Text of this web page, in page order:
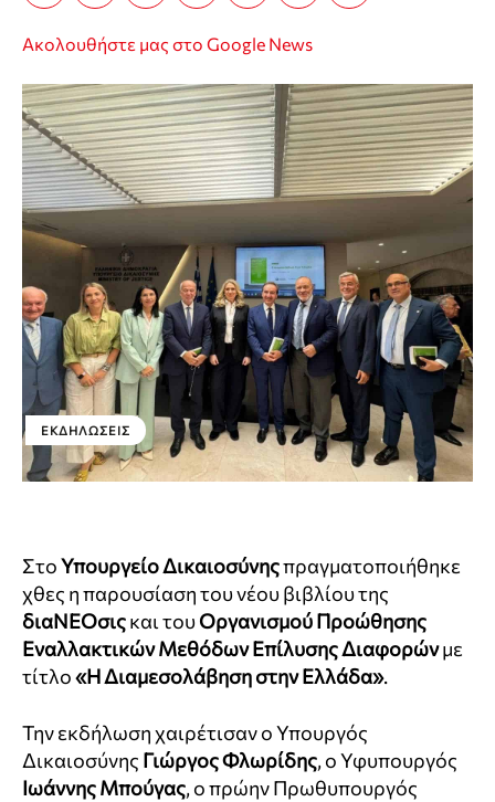
Ακολουθήστε μας στο Google News
ΕΚΔΗΛΏΣΕΙΣ
ΣτοΥπουργείο Δικαιοσύνηςπραγματοποιήθηκε
χθες η παρουσίαση του νέου βιβλίου της
διαΝΕΟσιςκαι τουΟργανισμού Προώθησης
Εναλλακτικών Μεθόδων Επίλυσης Διαφορώνμε
τίτλο«Η Διαμεσολάβηση στην Ελλάδα».
Την εκδήλωση χαιρέτισαν ο Υπουργός
Δικαιοσύνης Γιώργος Φλωρίδης, ο Υφυπουργός
Ιωάννης Μπούγας, ο πρώην Πρωθυπουργός